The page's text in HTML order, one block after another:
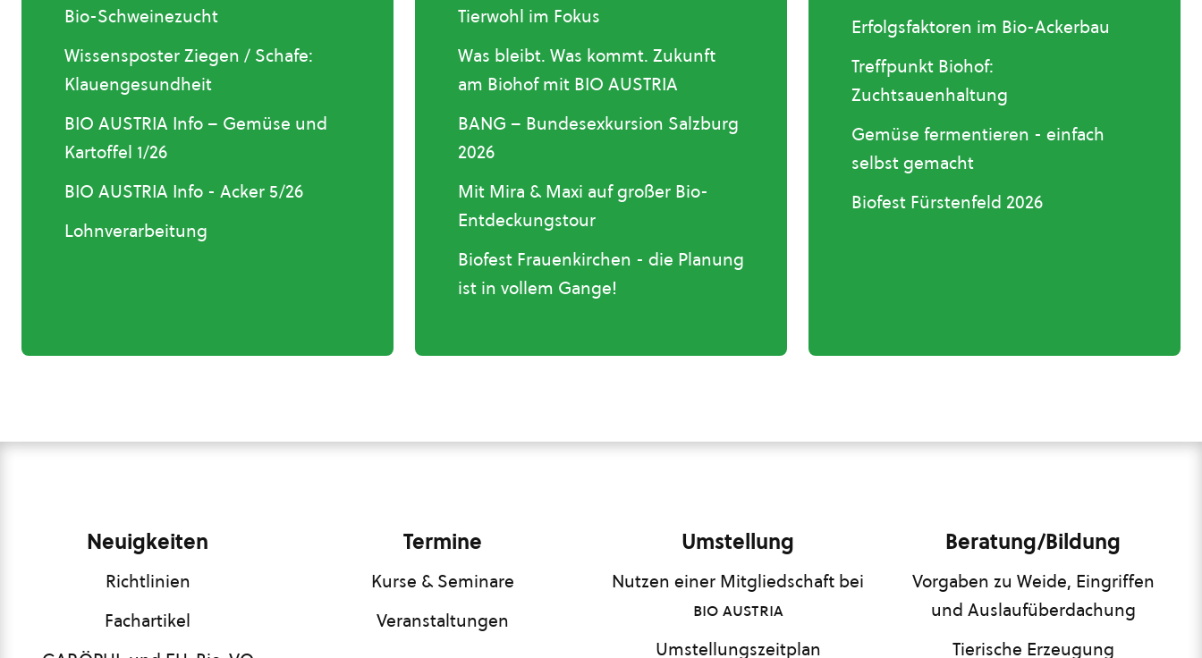
Bio-Schweinezucht
Wissensposter Ziegen / Schafe:
Klauengesundheit
BIO AUSTRIA Info – Gemüse und
Kartoffel 1/26
BIO AUSTRIA Info - Acker 5/26
Lohnverarbeitung
Tierwohl im Fokus
Was bleibt. Was kommt. Zukunft
am Biohof mit BIO AUSTRIA
BANG – Bundesexkursion Salzburg
2026
Mit Mira & Maxi auf großer Bio-
Entdeckungstour
Biofest Frauenkirchen - die Planung
ist in vollem Gange!
Erfolgsfaktoren im Bio-Ackerbau
Treffpunkt Biohof:
Zuchtsauenhaltung
Gemüse fermentieren - einfach
selbst gemacht
Biofest Fürstenfeld 2026
Neuigkeiten
Richtlinien
Fachartikel
Termine
Kurse & Seminare
Veranstaltungen
Umstellung
Nutzen einer Mitgliedschaft bei
bio austria
Umstellungszeitplan
Beratung/Bildung
Vorgaben zu Weide, Eingriffen
und Auslaufüberdachung
Tierische Erzeugung